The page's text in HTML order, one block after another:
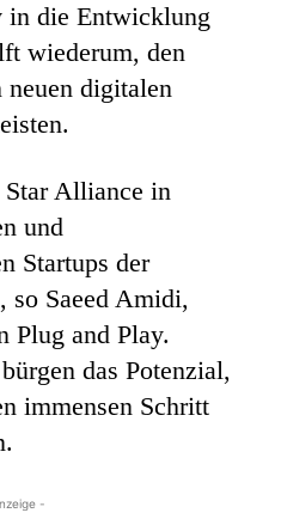
in die Entwicklung
wiederum, den
digitalen
Alliance in
und
Startups der
so Saeed Amidi,
Plug and Play.
das Potenzial,
immensen Schritt
-